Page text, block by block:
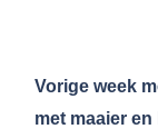
Vorige week
met maaier